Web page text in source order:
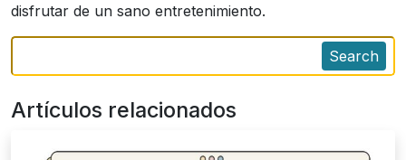
disfrutar de un sano entretenimiento.
Search
Artículos relacionados